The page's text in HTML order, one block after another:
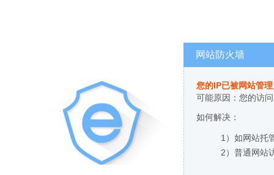
网站防火墙
您的IP已被网站管
可能原因：您的访
如何解决：
1）如网站托
2）普通网站